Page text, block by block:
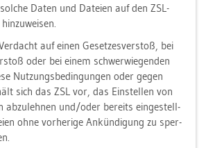
Daten und Da­tei­en auf den ZSL-
auf einen Ge­set­zes­ver­stoß, bei
oder bei einem schwer­wie­gen­den
Nut­zungs­be­din­gun­gen oder gegen
sich das ZSL vor, das Ein­stel­len von
ab­zu­leh­nen und/oder be­reits ein­ge­stell­
ohne vor­he­ri­ge An­kün­di­gung zu sper­